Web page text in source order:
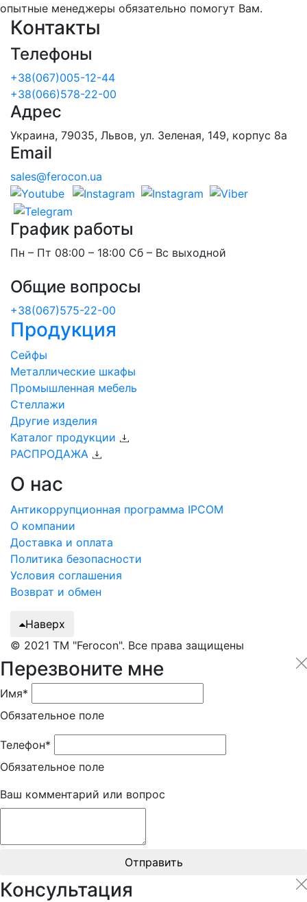
опытные менеджеры обязательно помогут Вам.
Контакты
Телефоны
+38(067)005-12-44
+38(066)578-22-00
Адрес
Украина, 79035, Львов, ул. Зеленая, 149, корпус 8а
Email
sales@ferocon.ua
График работы
Пн – Пт 08:00 – 18:00 Сб – Вс выходной
Общие вопросы
+38(067)575-22-00
Продукция
Сейфы
Металлические шкафы
Промышленная мебель
Стеллажи
Другие изделия
Каталог продукции
РАСПРОДАЖА
О нас
Антикоррупционная программа IPCOM
О компании
Доставка и оплата
Политика безопасности
Условия соглашения
Возврат и обмен
Наверх
© 2021 ТМ "Ferocon". Все права защищены
Перезвоните мне
Имя*
Обязательное поле
Телефон*
Обязательное поле
Ваш комментарий или вопрос
Отправить
Консультация